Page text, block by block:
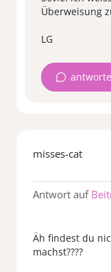
Überweisung
misses-cat
Antwort auf
Äh findest du
machst????